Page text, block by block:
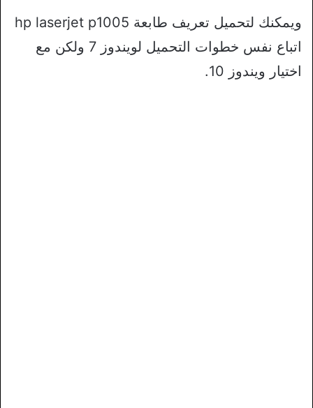
ويمكنك لتحميل تعريف طابعة hp laserjet p1005
اتباع نفس خطوات التحميل لويندوز 7 ولكن مع
اختيار ويندوز 10.